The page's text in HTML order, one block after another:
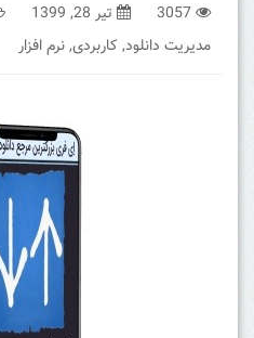
3057 تیر 28, 1399
مدیریت دانلود, کاربردی,نرم افزار